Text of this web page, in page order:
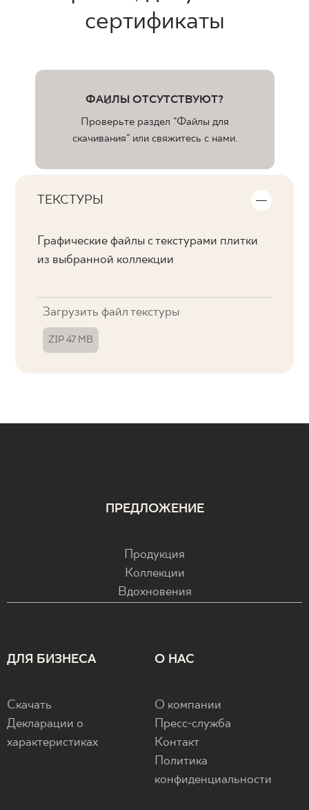
сертификаты
ФАЙЛЫ ОТСУТСТВУЮТ?
Проверьте раздел "Файлы для
скачивания" или свяжитесь с нами.
ТЕКСТУРЫ
Графические файлы с текстурами плитки
из выбранной коллекции
Загрузить файл текстуры
ZIP 47 MB
ПРЕДЛОЖЕНИЕ
Продукция
Коллекции
Вдохновения
ДЛЯ БИЗНЕСА
Скачать
Декларации о
характеристиках
О НАС
О компании
Пресс-служба
Контакт
Политика
конфиденциальности